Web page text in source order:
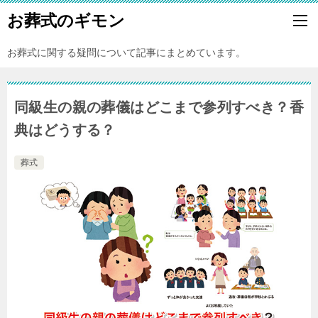
お葬式のギモン
お葬式に関する疑問について記事にまとめています。
同級生の親の葬儀はどこまで参列すべき？香
典はどうする？
葬式